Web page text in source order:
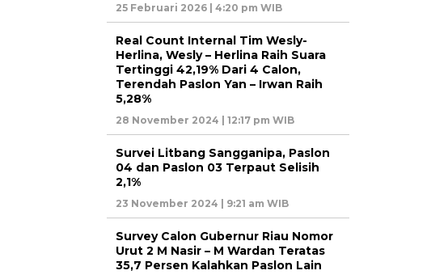
25 Februari 2026 | 4:20 pm WIB
Real Count Internal Tim Wesly-
Herlina, Wesly – Herlina Raih Suara
Tertinggi 42,19% Dari 4 Calon,
Terendah Paslon Yan – Irwan Raih
5,28%
28 November 2024 | 12:17 pm WIB
Survei Litbang Sangganipa, Paslon
04 dan Paslon 03 Terpaut Selisih
2,1%
23 November 2024 | 9:21 am WIB
Survey Calon Gubernur Riau Nomor
Urut 2 M Nasir – M Wardan Teratas
35,7 Persen Kalahkan Paslon Lain